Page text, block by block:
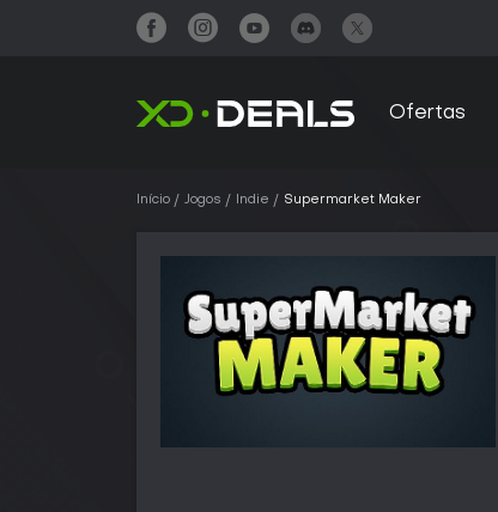
Ofertas
Início Jogos Indie Supermarket Maker